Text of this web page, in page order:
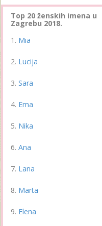
Top 20 ženskih imena u
Zagrebu 2018.
Mia
Lucija
Sara
Ema
Nika
Ana
Lana
Marta
Elena